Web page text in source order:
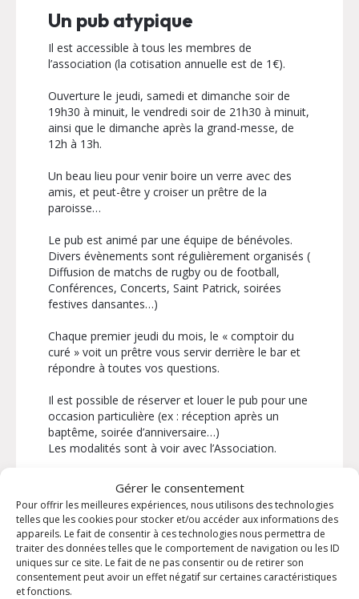
Gérer le consentement
Pour offrir les meilleures expériences, nous utilisons des technologies
telles que les cookies pour stocker et/ou accéder aux informations des
appareils. Le fait de consentir à ces technologies nous permettra de
traiter des données telles que le comportement de navigation ou les ID
uniques sur ce site. Le fait de ne pas consentir ou de retirer son
consentement peut avoir un effet négatif sur certaines caractéristiques
et fonctions.
Un pub atypique
Il est accessible à tous les membres de
l’association (la cotisation annuelle est de 1€).
Ouverture le jeudi, samedi et dimanche soir de
19h30 à minuit, le vendredi soir de 21h30 à minuit,
ainsi que le dimanche après la grand-messe, de
12h à 13h.
Un beau lieu pour venir boire un verre avec des
amis, et peut-être y croiser un prêtre de la
paroisse…
Le pub est animé par une équipe de bénévoles.
Divers évènements sont régulièrement organisés (
Diffusion de matchs de rugby ou de football,
Conférences, Concerts, Saint Patrick, soirées
festives dansantes…)
Chaque premier jeudi du mois, le « comptoir du
curé » voit un prêtre vous servir derrière le bar et
répondre à toutes vos questions.
Il est possible de réserver et louer le pub pour une
occasion particulière (ex : réception après un
baptême, soirée d’anniversaire…)
Les modalités sont à voir avec l’Association.
Facebook: @publegraal / Instagram:
@legraaltoulon
Mail : legraaltoulon@gmail.com
INFORMATIONS PRATIQUES